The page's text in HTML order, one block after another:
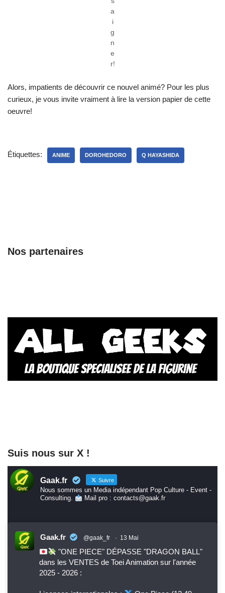
a
i
g
n
e
r!
Alors, impatients de découvrir ce nouvel animé? Pour les plus
curieux, je vous invite vraiment à lire la version papier de cette
oeuvre!
Étiquettes: ANIME DOROHEDORO Q HAYASHIDA
Nos partenaires
Suis nous sur X !
Gaak.fr Suivre
Nous sommes un Media indépendant Pop Culture - Event -
Consulting.
Mail pro : contacts@gaak.fr
Gaak.fr @gaak_fr · 13 Mai
"ONE PIECE" DÉPASSE "DRAGON BALL"
dans les VENTES de Toei Animation sur l'année
2025 - 2026 :